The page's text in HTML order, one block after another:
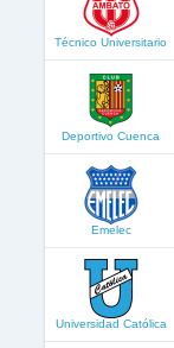
Técnico Universitario
Deportivo Cuenca
Emelec
Universidad Católica